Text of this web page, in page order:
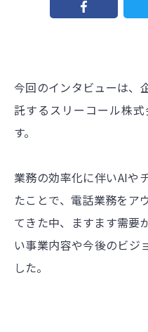
今回のインタビューは、
託するスリーコール株
す。
業務の効率化に伴いAIや
たことで、電話業務をア
てきた中、ますます需要
い事業内容や今後のビジ
した。